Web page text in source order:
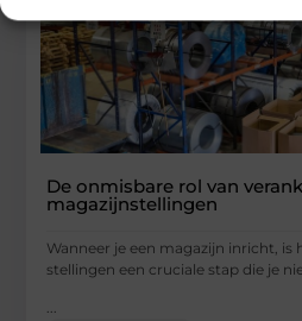
De onmisbare rol van
magazijnstellingen
Wanneer je een magazijn inricht, is
stellingen een cruciale stap die je
...